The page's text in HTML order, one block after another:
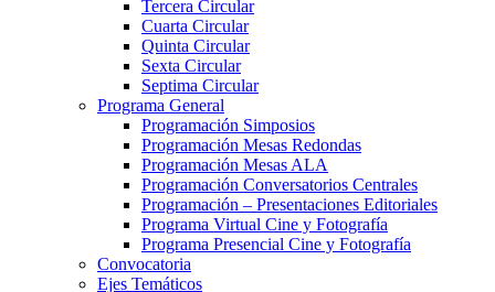
Tercera Circular
Cuarta Circular
Quinta Circular
Sexta Circular
Septima Circular
Programa General
Programación Simposios
Programación Mesas Redondas
Programación Mesas ALA
Programación Conversatorios Centrales
Programación – Presentaciones Editoriales
Programa Virtual Cine y Fotografía
Programa Presencial Cine y Fotografía
Convocatoria
Ejes Temáticos